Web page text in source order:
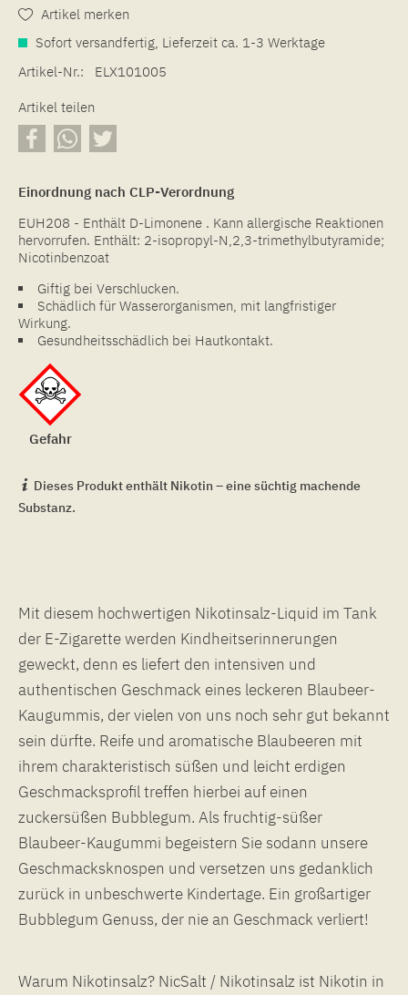
Artikel merken
Sofort versandfertig, Lieferzeit ca. 1-3 Werktage
Artikel-Nr.:
ELX101005
Artikel teilen
Einordnung nach CLP-Verordnung
EUH208 - Enthält D-Limonene . Kann allergische Reaktionen
hervorrufen. Enthält: 2-isopropyl-N,2,3-trimethylbutyramide;
Nicotinbenzoat
Giftig bei Verschlucken.
Schädlich für Wasserorganismen, mit langfristiger
Wirkung.
Gesundheitsschädlich bei Hautkontakt.
Gefahr
Dieses Produkt enthält Nikotin – eine süchtig machende
Substanz.
Mit diesem hochwertigen Nikotinsalz-Liquid im Tank
der E-Zigarette werden Kindheitserinnerungen
geweckt, denn es liefert den intensiven und
authentischen Geschmack eines leckeren Blaubeer-
Kaugummis, der vielen von uns noch sehr gut bekannt
sein dürfte. Reife und aromatische Blaubeeren mit
ihrem charakteristisch süßen und leicht erdigen
Geschmacksprofil treffen hierbei auf einen
zuckersüßen Bubblegum. Als fruchtig-süßer
Blaubeer-Kaugummi begeistern Sie sodann unsere
Geschmacksknospen und versetzen uns gedanklich
zurück in unbeschwerte Kindertage. Ein großartiger
Bubblegum Genuss, der nie an Geschmack verliert!
Warum Nikotinsalz? NicSalt / Nikotinsalz ist Nikotin in